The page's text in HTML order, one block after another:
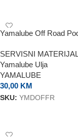
Yamalube Off Road
SERVISNI
Yamalube Ulja
YAMALUBE
30,00 KM
SKU: YMDOFFR